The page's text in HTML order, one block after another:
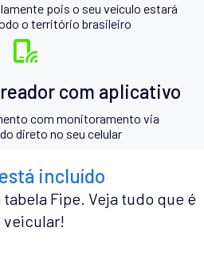
pois o seu veículo estará
o território brasileiro
com aplicativo
com monitoramento via
direto no seu celular
incluído
Fipe. Veja tudo que é
veicular!